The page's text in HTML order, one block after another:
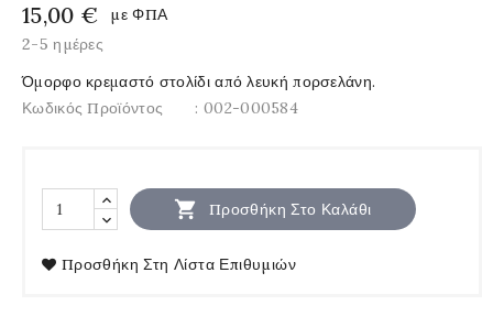
15,00 €
με ΦΠΑ
2-5 ημέρες
Όμορφο κρεμαστό στολίδι από λευκή πορσελάνη.
Κωδικός Προϊόντος
: 002-000584
 Προσθήκη Στο Καλάθι
Προσθήκη Στη Λίστα Επιθυμιών